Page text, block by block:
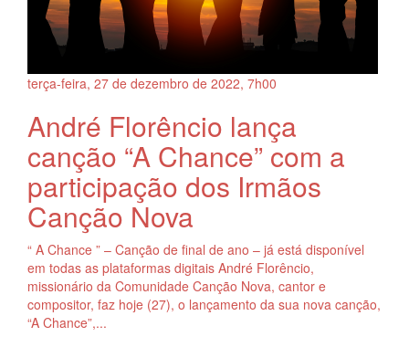
terça-feira, 27 de dezembro de 2022, 7h00
André Florêncio lança
canção “A Chance” com a
participação dos Irmãos
Canção Nova
“ A Chance ” – Canção de final de ano – já está disponível
em todas as plataformas digitais André Florêncio,
missionário da Comunidade Canção Nova, cantor e
compositor, faz hoje (27), o lançamento da sua nova canção,
“A Chance”,...